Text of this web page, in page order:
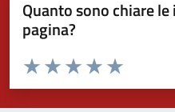
Quanto sono chiare
pagina?
Valuta da 1 a 5 stelle la pagina
Valuta 5
Valuta 4 stelle
Valuta 3 stelle su 5
Valuta 2 stelle su 5
Valuta 1 stelle su 5